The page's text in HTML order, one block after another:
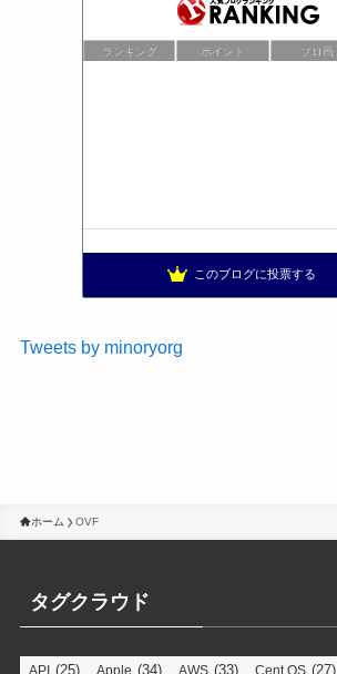
ランキング ポイント ブロ画
このブログに投票する
Tweets by minoryorg
ホーム OVF
タグクラウド
(25) (34) (33) (27)